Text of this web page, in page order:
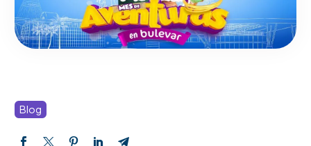
Blog